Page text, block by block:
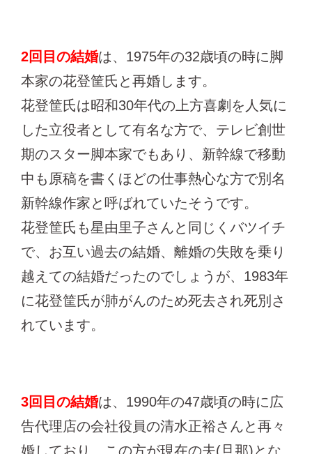
2回目の結婚は、1975年の32歳頃の時に脚
本家の花登筐氏と再婚します。
花登筐氏は昭和30年代の上方喜劇を人気に
した立役者として有名な方で、テレビ創世
期のスター脚本家でもあり、新幹線で移動
中も原稿を書くほどの仕事熱心な方で別名
新幹線作家と呼ばれていたそうです。
花登筐氏も星由里子さんと同じくバツイチ
で、お互い過去の結婚、離婚の失敗を乗り
越えての結婚だったのでしょうが、1983年
に花登筐氏が肺がんのため死去され死別さ
れています。
3回目の結婚は、1990年の47歳頃の時に広
告代理店の会社役員の清水正裕さんと再々
婚しており、この方が現在の夫(旦那)とな